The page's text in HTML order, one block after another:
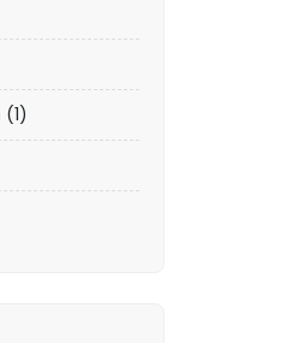
(1)